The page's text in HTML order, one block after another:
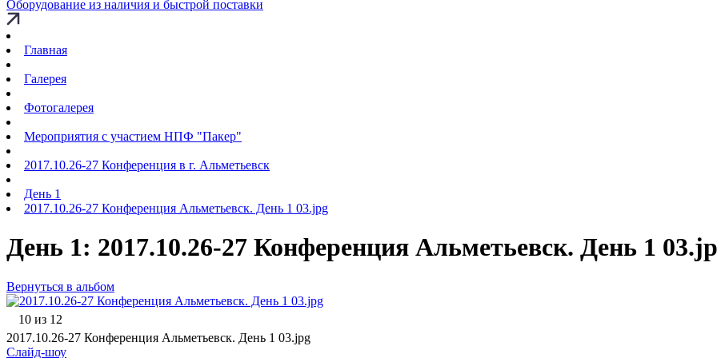
Оборудование из наличия и быстрой поставки
Главная
Галерея
Фотогалерея
Мероприятия с участием НПФ "Пакер"
2017.10.26-27 Конференция в г. Альметьевск
День 1
2017.10.26-27 Конференция Альметьевск. День 1 03.jpg
День 1: 2017.10.26-27 Конференция Альметьевск. День 1
Вернуться в альбом
10 из 12
2017.10.26-27 Конференция Альметьевск. День 1 03.jpg
Слайд-шоу